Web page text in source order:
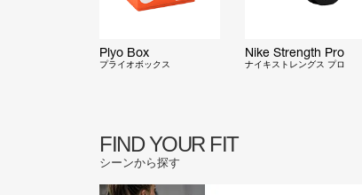
Plyo Box
プライオボックス
Nike Strength Pro
ナイキストレングス プロ
FIND YOUR FIT
シーンから探す